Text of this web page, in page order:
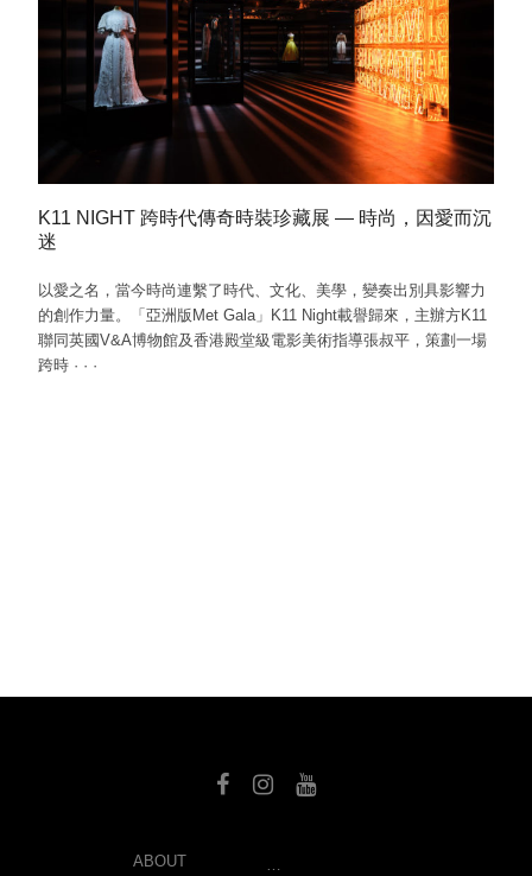
K11 NIGHT 跨時代傳奇時裝珍藏展 — 時尚，因愛而沉
迷
以愛之名，當今時尚連繫了時代、文化、美學，變奏出別具影響力
的創作力量。「亞洲版Met Gala」K11 Night載譽歸來，主辦方K11
聯同英國V&A博物館及香港殿堂級電影美術指導張叔平，策劃一場
跨時 · · ·
ABOUT